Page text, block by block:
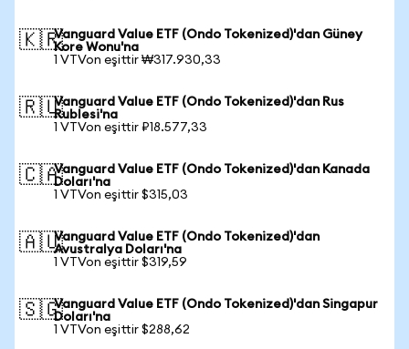
🇰🇷Vanguard Value ETF (Ondo Tokenized)'dan Güney
Kore Wonu'na
1 VTVon eşittir ₩317.930,33
🇷🇺Vanguard Value ETF (Ondo Tokenized)'dan Rus
Rublesi'na
1 VTVon eşittir ₽18.577,33
🇨🇦Vanguard Value ETF (Ondo Tokenized)'dan Kanada
Doları'na
1 VTVon eşittir $315,03
🇦🇺Vanguard Value ETF (Ondo Tokenized)'dan
Avustralya Doları'na
1 VTVon eşittir $319,59
🇸🇬Vanguard Value ETF (Ondo Tokenized)'dan Singapur
Doları'na
1 VTVon eşittir $288,62